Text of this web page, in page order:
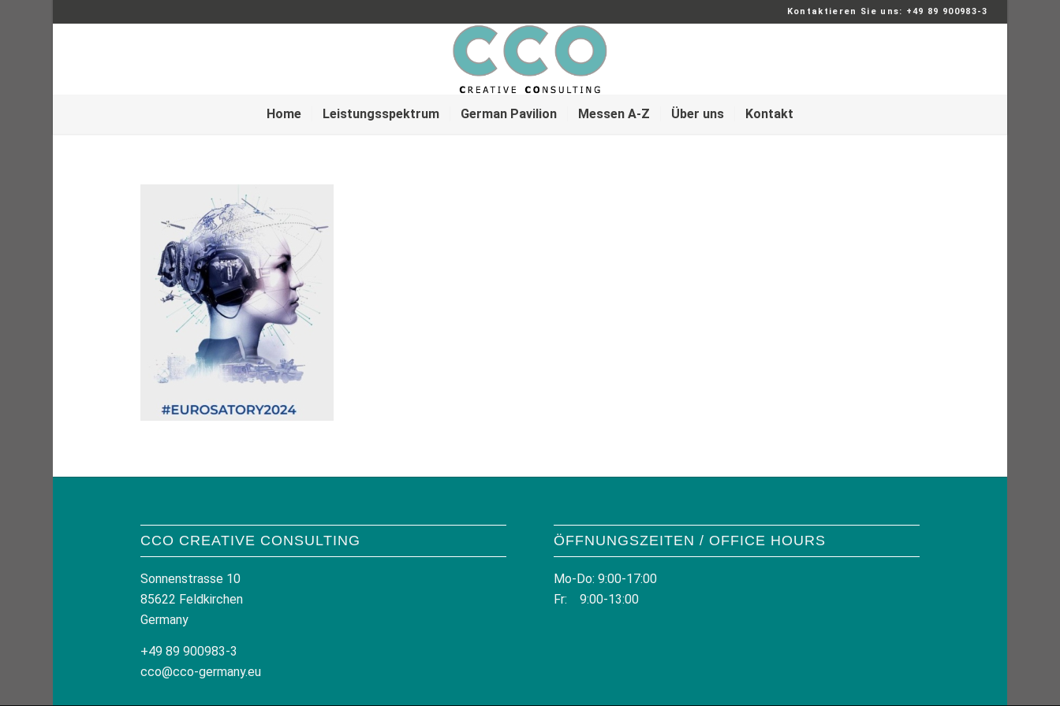
Kontaktieren Sie uns: +49 89 900983-3
Home Leistungsspektrum German Pavilion Messen A-Z Über uns Kontakt
CCO CREATIVE CONSULTING
Sonnenstrasse 10
85622 Feldkirchen
Germany
+49 89 900983-3
cco@cco-germany.eu
ÖFFNUNGSZEITEN / OFFICE HOURS
Mo-Do: 9:00-17:00
Fr: 9:00-13:00